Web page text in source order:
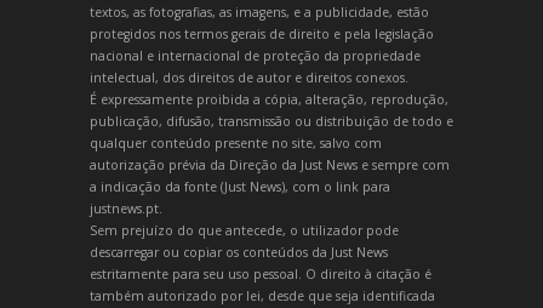
textos, as fotografias, as imagens, e a publicidade, estão
protegidos nos termos gerais de direito e pela legislação
nacional e internacional de proteção da propriedade
intelectual, dos direitos de autor e direitos conexos.
É expressamente proibida a cópia, alteração, reprodução,
publicação, difusão, transmissão ou distribuição de todo e
qualquer conteúdo presente no site, salvo com
autorização prévia da Direção da Just News e sempre com
a indicação da fonte (Just News), com o link para
justnews.pt.
Sem prejuízo do que antecede, o utilizador pode
descarregar ou copiar os conteúdos da Just News
estritamente para seu uso pessoal. O direito à citação é
também autorizado por lei, desde que seja identificada